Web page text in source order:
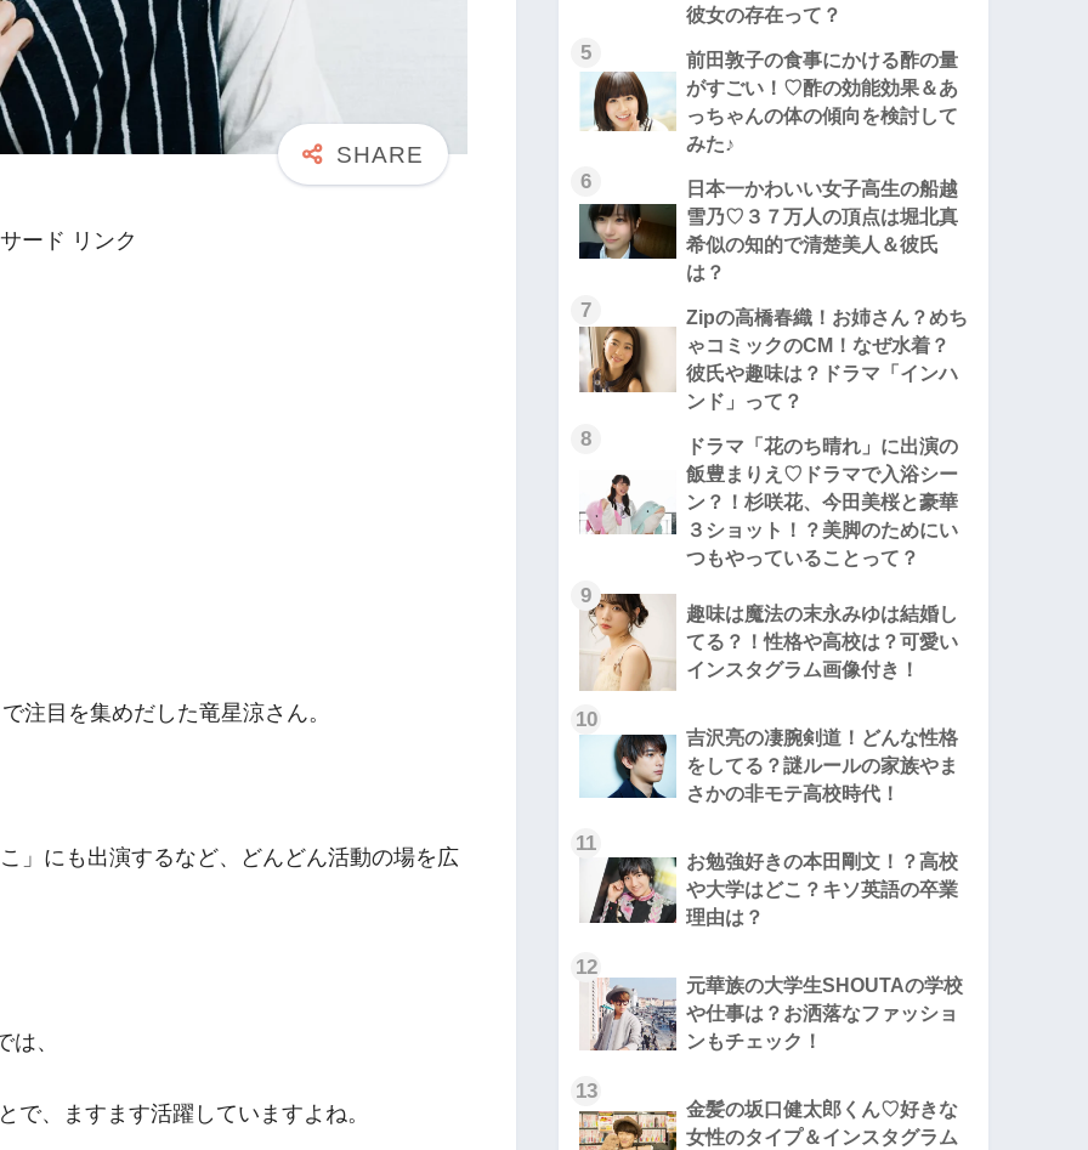
ード リンク
注目を集めだした竜星涼さん。
」にも出演するなど、どんどん活動の場を広
、
で、ますます活躍していますよね。
彼女の存在って？
5
前田敦子の食事にかける酢の量
がすごい！♡酢の効能効果＆あ
っちゃんの体の傾向を検討して
みた♪
6
日本一かわいい女子高生の船越
雪乃♡３７万人の頂点は堀北真
希似の知的で清楚美人＆彼氏
は？
7
Zipの高橋春織！お姉さん？めち
ゃコミックのCM！なぜ水着？
彼氏や趣味は？ドラマ「インハ
ンド」って？
8
ドラマ「花のち晴れ」に出演の
飯豊まりえ♡ドラマで入浴シー
ン？！杉咲花、今田美桜と豪華
３ショット！？美脚のためにい
つもやっていることって？
9
趣味は魔法の末永みゆは結婚し
てる？！性格や高校は？可愛い
インスタグラム画像付き！
10
吉沢亮の凄腕剣道！どんな性格
をしてる？謎ルールの家族やま
さかの非モテ高校時代！
11
お勉強好きの本田剛文！？高校
や大学はどこ？キソ英語の卒業
理由は？
12
元華族の大学生SHOUTAの学校
や仕事は？お洒落なファッショ
ンもチェック！
13
金髪の坂口健太郎くん♡好きな
女性のタイプ＆インスタグラム